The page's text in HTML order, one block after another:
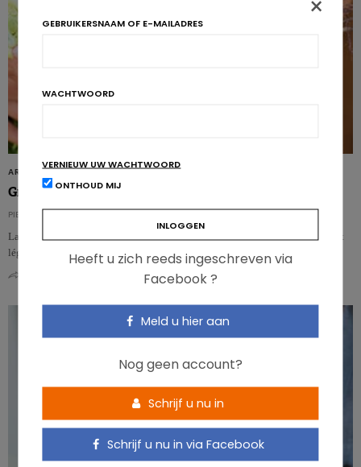
ARTIKELS
Groenten en fruit kweken verbetert de eetgewoonten
PIERRE PÉROCHON
La pratique du jardinage influence positivement la consommation de fruits et
légumes, non…
GEBRUIKERSNAAM OF E-MAILADRES
WACHTWOORD
VERNIEUW UW WACHTWOORD
ONTHOUD MIJ
Heeft u zich reeds ingeschreven via
Facebook ?
Meld u hier aan
Nog geen account?
Schrijf u nu in
Schrijf u nu in via Facebook